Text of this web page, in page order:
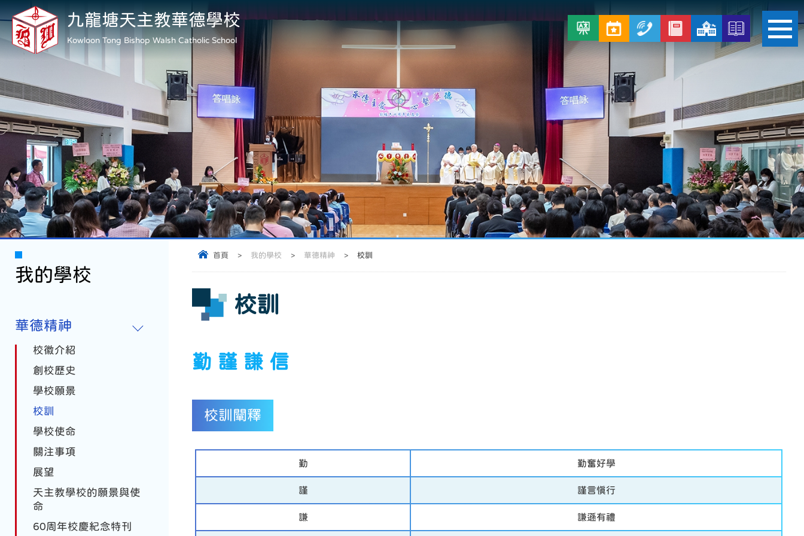
九龍塘天主教華德學校
Kowloon Tong Bishop Walsh Catholic School
首頁 > 我的學校 > 華德精神 > 校訓
校訓
勤 謹 謙 信
校訓闡釋
勤 勤奮好學
謹 謹言慎行
謙 謙遜有禮
我的學校
華德精神
校徽介紹
創校歷史
學校願景
校訓
學校使命
關注事項
展望
天主教學校的願景與使
命
60周年校慶紀念特刊